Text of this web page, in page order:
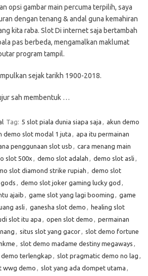
opsi gambar main percuma terpilih, saya
dengan tenang & andal guna kemahiran
kita raba. Slot Di internet saja bertambah
pas berbeda, mengamalkan maklumat
program tampil.
sejak tarikh 1900-2018.
sah membentuk …
Tag: 5 slot piala dunia siapa saja , akun demo
demo slot modal 1 juta , apa itu permainan
penggunaan slot usb , cara menang main
slot 500x , demo slot adalah , demo slot asli ,
slot diamond strike rupiah , demo slot
, demo slot joker gaming lucky god ,
ajaib , game slot yang lagi booming , game
asli , ganesha slot demo , healing slot
slot itu apa , open slot demo , permainan
, situs slot yang gacor, slot demo fortune
, slot demo madame destiny megaways ,
terlengkap , slot pragmatic demo no lag ,
wwg demo , slot yang ada dompet utama ,